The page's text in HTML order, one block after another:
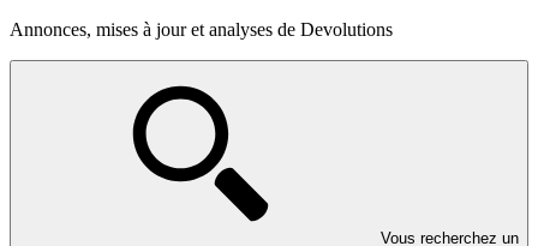
Annonces, mises à jour et analyses de Devolutions
Vous recherchez un